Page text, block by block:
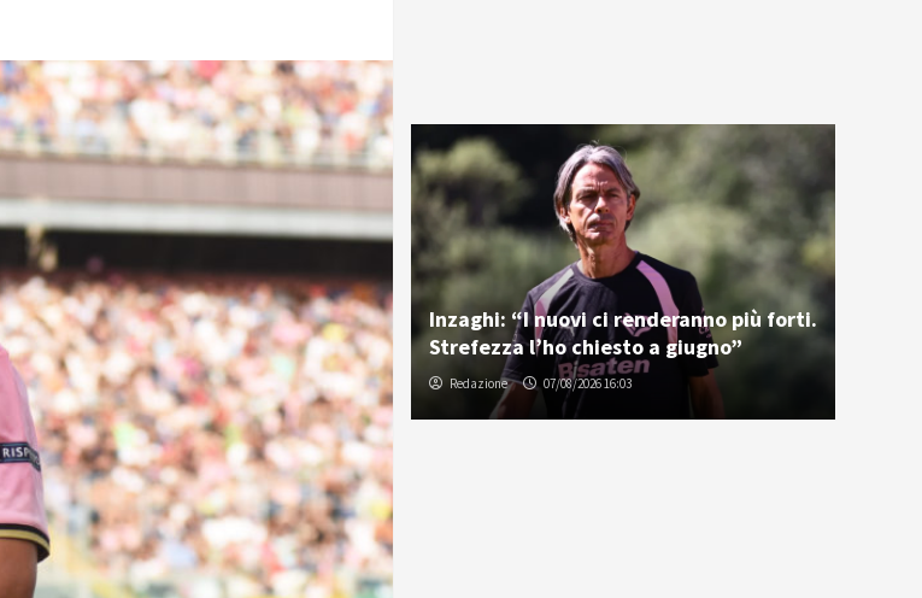
Inzaghi: “I nuovi ci renderanno più forti.
Strefezza l’ho chiesto a giugno”
Redazione 07/08/2026 16:03